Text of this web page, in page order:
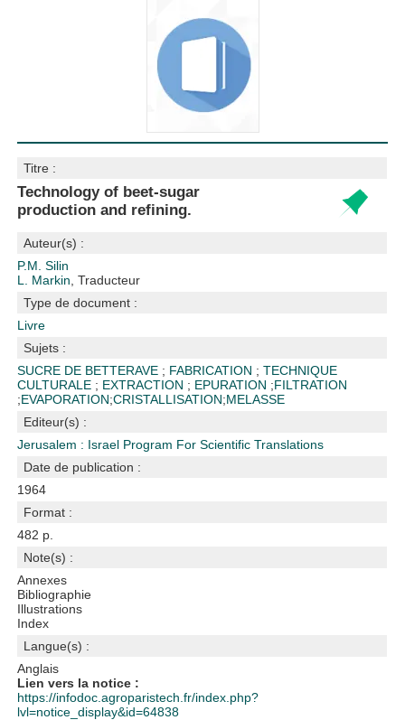
Titre :
Technology of beet-sugar
production and refining.
Auteur(s) :
P.M. Silin
L. Markin , Traducteur
Type de document :
Livre
Sujets :
SUCRE DE BETTERAVE ; FABRICATION ;TECHNIQUE
CULTURALE ; EXTRACTION ; EPURATION ;FILTRATION
;EVAPORATION;CRISTALLISATION;MELASSE
Editeur(s) :
Jerusalem : Israel Program For Scientific Translations
Date de publication :
1964
Format :
482 p.
Note(s) :
Annexes
Bibliographie
Illustrations
Index
Langue(s) :
Anglais
Lien vers la notice :
https://infodoc.agroparistech.fr/index.php?
lvl=notice_display&id=64838